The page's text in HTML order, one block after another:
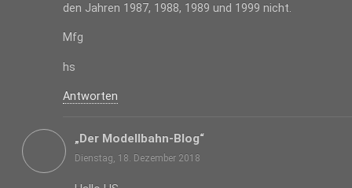
den Jahren 1987, 1988, 1989 und 1999 nicht.
Mfg
hs
Antworten
„Der Modellbahn-Blog“
Dienstag, 18. Dezember 2018